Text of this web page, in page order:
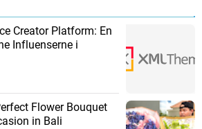
Creator Platform: En
Influenserne i
Flower Bouquet
in Bali